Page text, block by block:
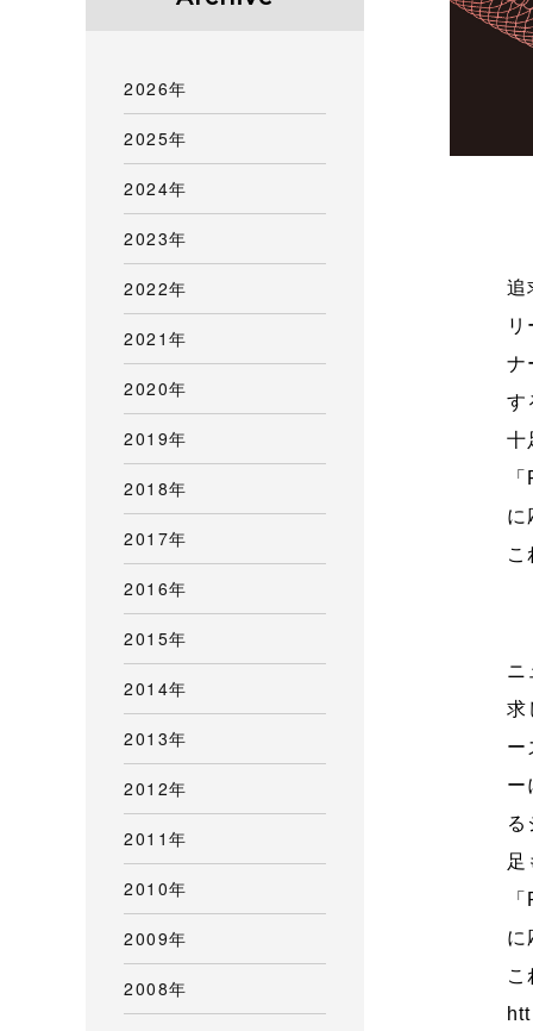
追
ナ
す
十
に
こ
ニ
求
ー
ー
る
足
に
こ
2026年
2025年
2024年
2023年
2022年
2021年
2020年
2019年
2018年
2017年
2016年
2015年
2014年
2013年
2012年
2011年
2010年
2009年
2008年